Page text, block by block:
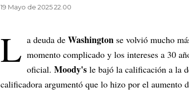
19 Mayo de 2025 22.00
L a deuda de Washington se volvió mucho
momento complicado y los intereses a 30
oficial. Moody's le bajó la calificación a la
calificadora argumentó que lo hizo por el aumento